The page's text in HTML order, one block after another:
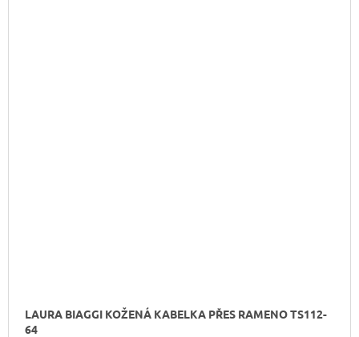
LAURA BIAGGI KOŽENÁ KABELKA PŘES RAMENO TS112-
64